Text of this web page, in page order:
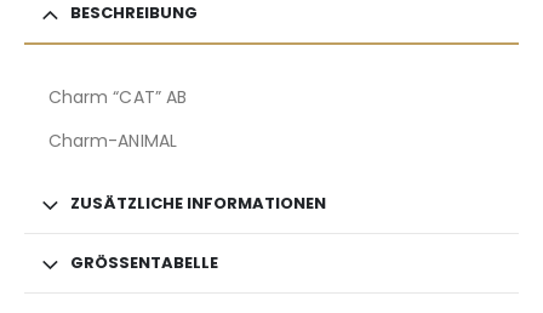
BESCHREIBUNG
Charm “CAT” AB
Charm-ANIMAL
ZUSÄTZLICHE INFORMATIONEN
GRÖSSENTABELLE